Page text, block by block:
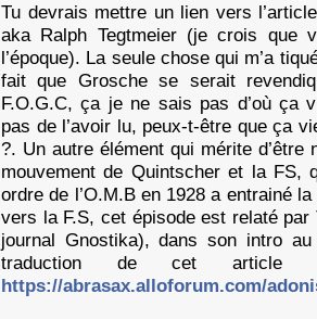
Tu devrais mettre un lien vers
aka Ralph Tegtmeier (je crois que
l’époque). La seule chose qui m’a
fait que Grosche se serait
F.O.G.C, ça je ne sais pas d’où ça
pas de l’avoir lu, peux-t-être que ça
?. Un autre élément qui mérite d’être
mouvement de Quintscher et la FS,
ordre de l’O.M.B en 1928 a entrainé
vers la F.S, cet épisode est relaté
journal Gnostika), dans son intro
traduction de cet
https://abrasax.alloforum.com/